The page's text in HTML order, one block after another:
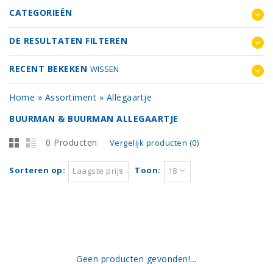
CATEGORIEËN
DE RESULTATEN FILTEREN
RECENT BEKEKEN WISSEN
Home » Assortiment » Allegaartje
BUURMAN & BUURMAN ALLEGAARTJE
0 Producten Vergelijk producten (0)
Sorteren op: Laagste prijs Toon: 18
Geen producten gevonden!...